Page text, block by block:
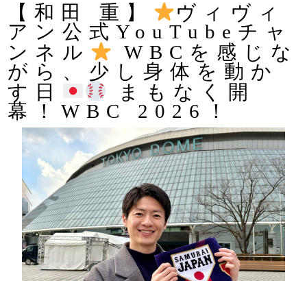
【和田 重】
ヴィヴィ
アン公式YouTubeチャ
ンネル
WBCを感じな
がら、少し身体を動か
す日
まもなく開
幕！WBC 2026！